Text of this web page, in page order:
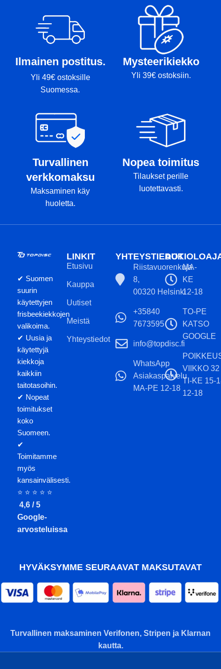
Ilmainen postitus.
Yli 49€ ostoksille
Suomessa.
Mysteerikiekko
Yli 39€ ostoksiin.
Turvallinen
verkkomaksu
Maksaminen käy
huoletta.
Nopea toimitus
Tilaukset perille
luotettavasti.
✔ Suomen
suurin
käytettyjen
frisbeekiekkojen
valikoima.
✔ Uusia ja
käytettyjä
kiekkoja
kaikkiin
taitotasoihin.
✔ Nopeat
toimitukset
koko
Suomeen.
✔
Toimitamme
myös
kansainvälisesti.
⭐ ⭐ ⭐ ⭐ ⭐
4,6 / 5
Google-
arvosteluissa
LINKIT
Etusivu
Kauppa
Uutiset
Meistä
Yhteystiedot
YHTEYSTIEDOT
Riistavuorenkuja
8,
00320 Helsinki
+35840
7673595
info@topdisc.fi
WhatsApp
Asiakaspalvelu
MA-PE 12-18
MA-
KE
12-18
TO-PE
KATSO
GOOGLE
VIIKKO 32
TI-KE 15-
12-18
HYVÄKSYMME SEURAAVAT MAKSUTAVAT
Turvallinen maksaminen Verifonen, Stripen ja Klarnan
kautta.